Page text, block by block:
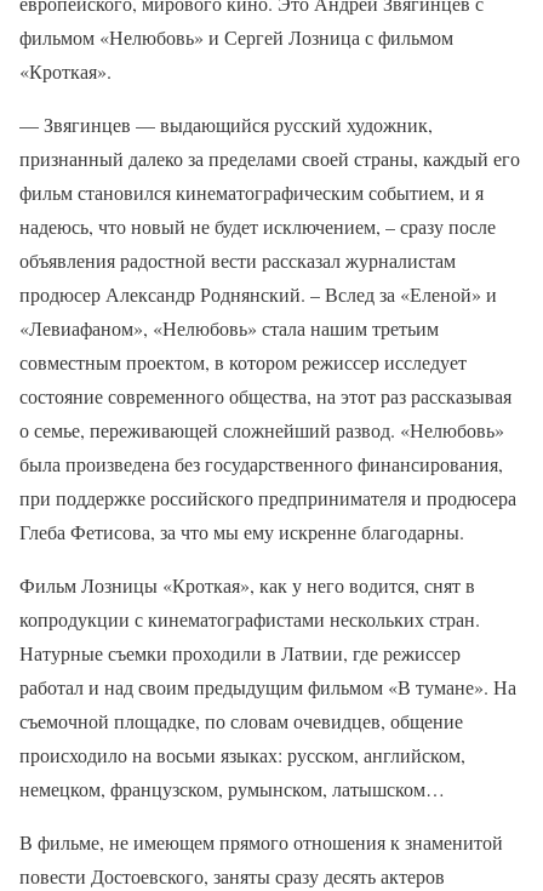
фильмом «Нелюбовь» и Сергей Лозница с фильмом
«Кроткая».
— Звягинцев — выдающийся русский художник,
признанный далеко за пределами своей страны, каждый его
фильм становился кинематографическим событием, и я
надеюсь, что новый не будет исключением, – сразу после
объявления радостной вести рассказал журналистам
продюсер Александр Роднянский. – Вслед за «Еленой» и
«Левиафаном», «Нелюбовь» стала нашим третьим
совместным проектом, в котором режиссер исследует
состояние современного общества, на этот раз рассказывая
о семье, переживающей сложнейший развод. «Нелюбовь»
была произведена без государственного финансирования,
при поддержке российского предпринимателя и продюсера
Глеба Фетисова, за что мы ему искренне благодарны.
Фильм Лозницы «Кроткая», как у него водится, снят в
копродукции с кинематографистами нескольких стран.
Натурные съемки проходили в Латвии, где режиссер
работал и над своим предыдущим фильмом «В тумане». На
съемочной площадке, по словам очевидцев, общение
происходило на восьми языках: русском, английском,
немецком, французском, румынском, латышском…
В фильме, не имеющем прямого отношения к знаменитой
повести Достоевского, заняты сразу десять актеров